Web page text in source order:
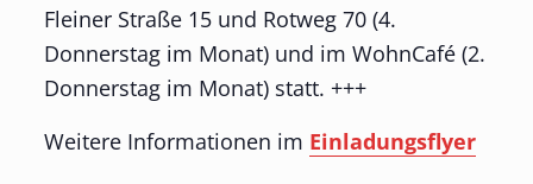
Fleiner Straße 15 und Rotweg 70 (4.
Donnerstag im Monat) und im WohnCafé (2.
Donnerstag im Monat) statt. +++
Weitere Informationen im Einladungsflyer